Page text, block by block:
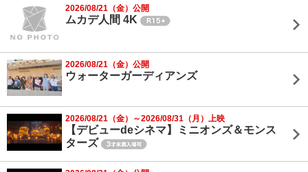
2026/08/21（金）公開
ムカデ人間 4K
2026/08/21（金）公開
ウォーターガーディアンズ
2026/08/21（金）～2026/08/31（月）上映
【デビューdeシネマ】ミニオンズ＆モンス
ターズ